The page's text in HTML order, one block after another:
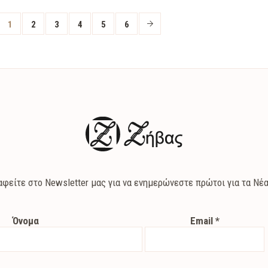
1 2 3 4 5 6
στο Newsletter μας για να ενημερώνεστε πρώτοι για τα
Όνομα Email *